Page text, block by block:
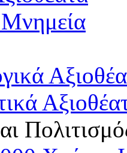
Μνημεία